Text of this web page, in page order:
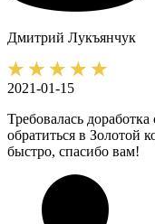
Дмитрий Лукъянчук
2021-01-15
Требовалась
обратиться в Золотой
быстро, спасибо вам!